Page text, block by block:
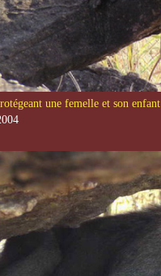
une femelle et son enfant